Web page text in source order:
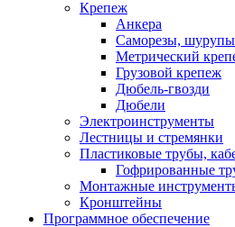
Крепеж
Анкера
Саморезы, шурупы
Метрический
Грузовой крепеж
Дюбель-гвозди
Дюбели
Электроинструменты
Лестницы и стремянки
Пластиковые трубы,
Гофрированные
Монтажные
Кронштейны
Программное обеспечение